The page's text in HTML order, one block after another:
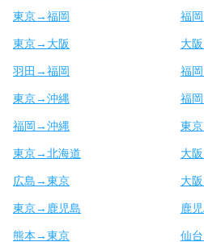
東京→福岡 福
東京→大阪 大
羽田→福岡 福
東京→沖縄 福
福岡→沖縄 東
東京→北海道 大
広島→東京 大
東京→鹿児島 鹿
熊本→東京 仙